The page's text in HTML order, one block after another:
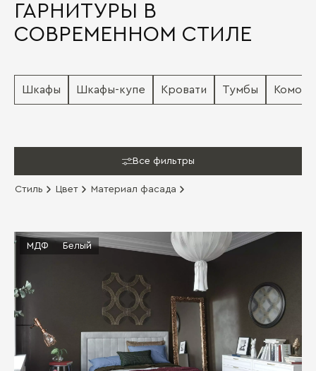
ГАРНИТУРЫ В
СОВРЕМЕННОМ СТИЛЕ
Шкафы Шкафы-купе Кровати Тумбы Комоды
Все фильтры
Стиль Цвет Материал фасада
МДФ Белый